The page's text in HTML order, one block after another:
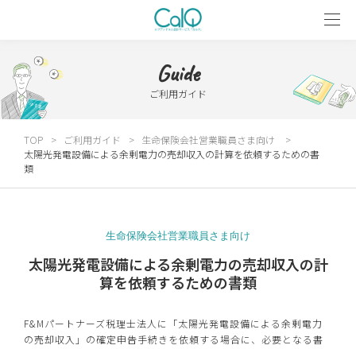
Guide
ご利用ガイド
TOP ご利用ガイド
生命保険会社営業職員さま向け
太陽光発電設備による余剰電力の売却収入の計算を依頼するための書
類
生命保険会社営業職員さま向け
太陽光発電設備による余剰電力の売却収入の計
算を依頼するための書類
F&Mパートナーズ税理士法人に「太陽光発電設備による余剰電力
の売却収入」の確定申告手続きを依頼する場合に、必要となる書